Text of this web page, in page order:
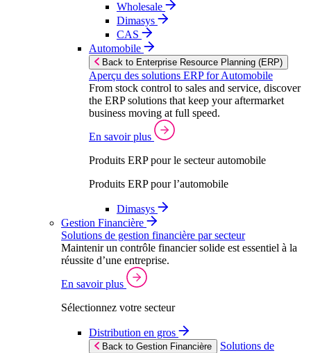
Wholesale
Dimasys
CAS
Automobile
Back to Enterprise Resource Planning (ERP)
Aperçu des solutions ERP for Automobile
From stock control to sales and service, discover
the ERP solutions that keep your aftermarket
business moving at full speed.
En savoir plus
Produits ERP pour le secteur automobile
Produits ERP pour l’automobile
Dimasys
Gestion Financière
Solutions de gestion financière par secteur
Maintenir un contrôle financier solide est essentiel à la
réussite d’une entreprise.
En savoir plus
Sélectionnez votre secteur
Distribution en gros
Back to Gestion Financière
Solutions de